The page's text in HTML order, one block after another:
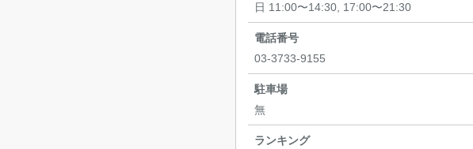
日 11:00〜14:30, 17:00〜21:30
電話番号
03-3733-9155
駐車場
無
ランキング